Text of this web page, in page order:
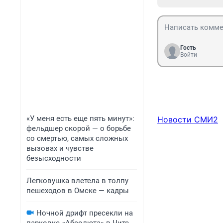
«У меня есть еще пять минут»:
фельдшер скорой — о борьбе
со смертью, самых сложных
вызовах и чувстве
безысходности
Легковушка влетела в толпу
пешеходов в Омске — кадры
Ночной дрифт пресекли на
Гость
Войти
Новости СМИ2